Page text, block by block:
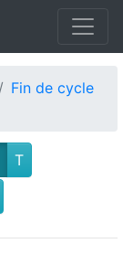
Fin de cycle
T